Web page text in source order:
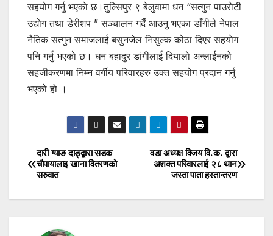
सहयोग गर्नु भएकाे छ।तुल्सिपुर ९ बेलुवामा धन “सत्गुन पाउराेटी
उद्याेग तथा डेरीशप ” सञ्चालन गर्दै आउनु भएका डाँगीले नेपाल
नैतिक सत्गुन समाजलाई बसुनजेल निसुल्क कोठा दिएर सहयाेग
पनि गर्नु भएकाे छ। धन बहादुर डांगीलाई दियालाे अन्लाईनको
सहजीकरणमा निम्न वर्गीय परिवारहरु उक्त सहयोग प्रदान गर्नु
भएको हो ।
Post
navigation
वडा अध्यक्ष विजय वि.क. द्वारा
अशक्त परिवारलाई २८ थान
जस्ता पाता हस्तान्तरण
दारी ग्याङ दाङ्द्वारा सडक
चौपायालाइ खाना वितरणको
सरुवात